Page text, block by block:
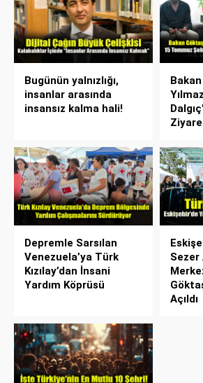
Bugünün yalnızlığı,
insanlar arasında
insansız kalma hali!
Depremle Sarsılan
Venezuela’ya Türk
Kızılay’dan İnsani
Yardım Köprüsü
Sezer
Açıldı